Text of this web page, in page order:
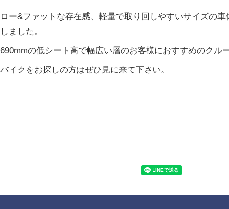
ロー&ファットな存在感、軽量で取り回しやすいサイズの
しました。
690mmの低シート高で幅広い層のお客様におすすめのクル
バイクをお探しの方はぜひ見に来て下さい。